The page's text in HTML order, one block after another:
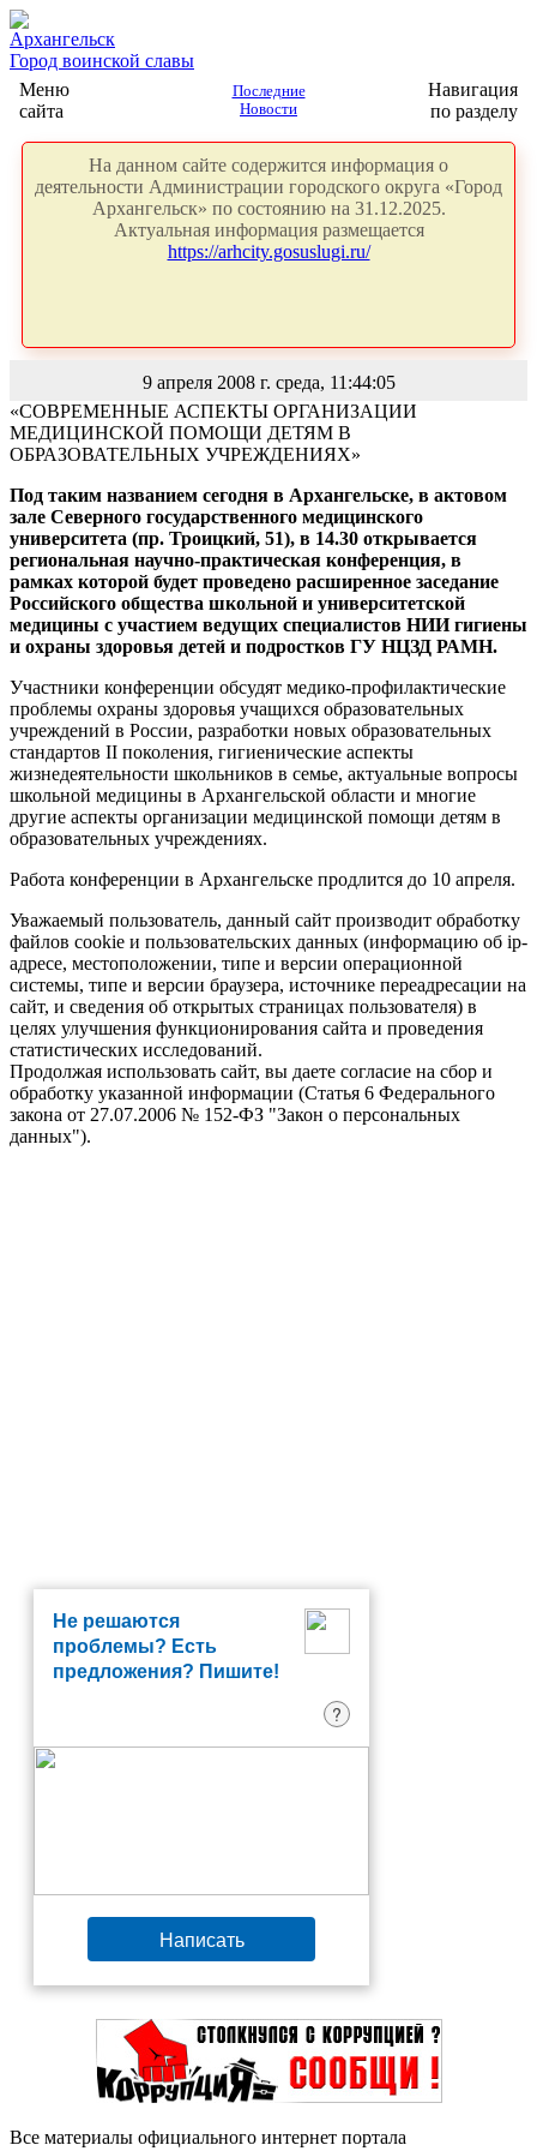
Архангельск
Город воинской славы
Меню
сайта
Последние
Новости
Навигация
по разделу
На данном сайте содержится информация о
деятельности Администрации городского округа «Город
Архангельск» по состоянию на 31.12.2025.
Актуальная информация размещается
https://arhcity.gosuslugi.ru/
9 апреля 2008 г. среда, 11:44:05
«СОВРЕМЕННЫЕ АСПЕКТЫ ОРГАНИЗАЦИИ
МЕДИЦИНСКОЙ ПОМОЩИ ДЕТЯМ В
ОБРАЗОВАТЕЛЬНЫХ УЧРЕЖДЕНИЯХ»
Под таким названием сегодня в Архангельске, в актовом
зале Северного государственного медицинского
университета (пр. Троицкий, 51), в 14.30 открывается
региональная научно-практическая конференция, в
рамках которой будет проведено расширенное заседание
Российского общества школьной и университетской
медицины с участием ведущих специалистов НИИ гигиены
и охраны здоровья детей и подростков ГУ НЦЗД РАМН.
Участники конференции обсудят медико-профилактические
проблемы охраны здоровья учащихся образовательных
учреждений в России, разработки новых образовательных
стандартов II поколения, гигиенические аспекты
жизнедеятельности школьников в семье, актуальные вопросы
школьной медицины в Архангельской области и многие
другие аспекты организации медицинской помощи детям в
образовательных учреждениях.
Работа конференции в Архангельске продлится до 10 апреля.
Уважаемый пользователь, данный сайт производит обработку
файлов cookie и пользовательских данных (информацию об ip-
адресе, местоположении, типе и версии операционной
системы, типе и версии браузера, источнике переадресации на
сайт, и сведения об открытых страницах пользователя) в
целях улучшения функционирования сайта и проведения
статистических исследований.
Продолжая использовать сайт, вы даете согласие на сбор и
обработку указанной информации (Статья 6 Федерального
закона от 27.07.2006 № 152-ФЗ "Закон о персональных
данных").
Не решаются
проблемы? Есть
предложения? Пишите!
?
Написать
Все материалы официального интернет портала